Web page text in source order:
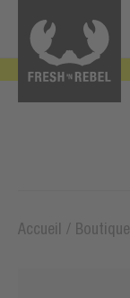
Accueil / Boutique